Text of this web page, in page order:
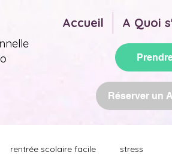
Accueil A Quoi
Réserver un
rentrée scolaire facile stress